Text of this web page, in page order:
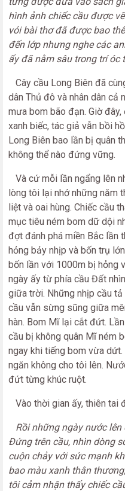
hình ảnh chiếc cầu được
vói bài thơ đã được bao
đến lớp nhưng nghe các
ấy đã nằm sâu trong trí óc
Cây cầu Long Biên đã
dân Thủ đô và nhân dân cả
mưa bom bão đạn. Giờ
xanh biếc, tác giả vẫn bồi
Long Biên bao lần bị quân
không thể nào đứng vững.
Và cứ mỗi lần ngẩng lên
lòng tôi lại nhớ những năm
liệt và oai hùng. Chiếc cầu
mục tiêu ném bom dữ dội
đợt đánh phá miền Bắc lần
hỏng bảy nhịp và bốn trụ
bốn lần với 1000m bị hỏng
ngày ấy từ phía cầu Đất
giữa trời. Những nhịp cầu
cầu vẫn sừng sũng giữa
hàn. Bom Mĩ lại cắt đứt.
cầu bị không quân Mĩ ném
ngay khi tiếng bom vừa
ngăn không cho tôi lên.
đứt từng khúc ruột.
Vào thời gian ấy, thiên tai
Rồi những ngày nước
Đứng trên cầu, nhìn dòng
cuộn chảy với sức mạnh
bao màu xanh thân
tôi cảm nhận thấy chiếc